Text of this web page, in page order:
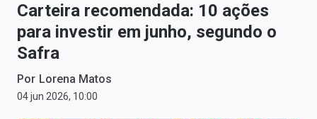
Money Trader
Anuncie
Últimas Notícias
Carteira recomendada: 10 ações
para investir em junho, segundo o
Safra
Por Lorena Matos
04 jun 2026, 10:00